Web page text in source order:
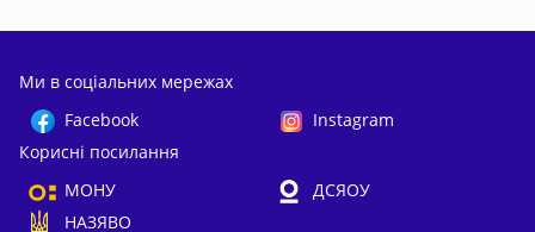
Ми в соціальних мережах
Facebook
Instagram
Корисні посилання
МОНУ
ДСЯОУ
НАЗЯВО